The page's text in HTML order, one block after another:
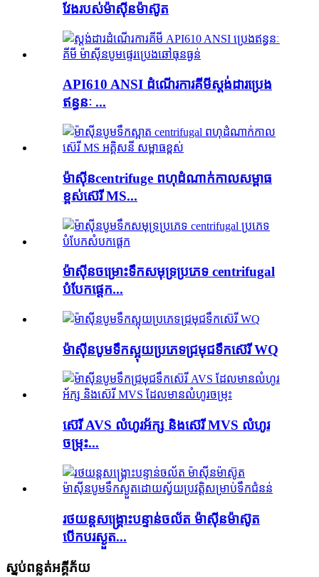
វែងរបស់ម៉ាស៊ីនម៉ាស៊ូត
API610 ANSI ដំណើរការគីមីស្តង់ដារប្រេង
ឥន្ធនៈ ...
ម៉ាស៊ីន​centrifuge ពហុដំណាក់កាល​សម្ពាធ
ខ្ពស់​ស៊េរី MS...
ម៉ាស៊ីនចម្រោះទឹកសមុទ្រប្រភេទ centrifugal
បំបែកផ្ដេក...
ម៉ាស៊ីនបូមទឹកស្អុយប្រភេទជ្រមុជទឹកស៊េរី WQ
ស៊េរី AVS លំហូរអ័ក្ស និងស៊េរី MVS លំហូរ
ចម្រុះ...
រថយន្តសង្គ្រោះបន្ទាន់ចល័ត ម៉ាស៊ីនម៉ាស៊ូត
បើកបរស្ងួត...
ស្នប់ពន្លត់អគ្គីភ័យ